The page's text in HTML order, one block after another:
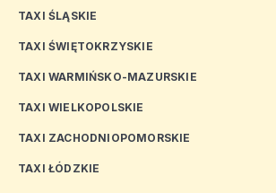
TAXI ŚLĄSKIE
TAXI ŚWIĘTOKRZYSKIE
TAXI WARMIŃSKO-MAZURSKIE
TAXI WIELKOPOLSKIE
TAXI ZACHODNIOPOMORSKIE
TAXI ŁÓDZKIE